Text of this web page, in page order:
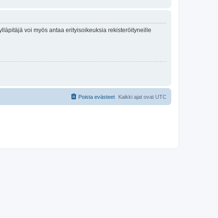
voi myös antaa erityisoikeuksia rekisteröityneille
Kaikki ajat ovat UTC
Poista evästeet